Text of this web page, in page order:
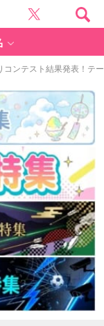
ンテスト結果発表！テ